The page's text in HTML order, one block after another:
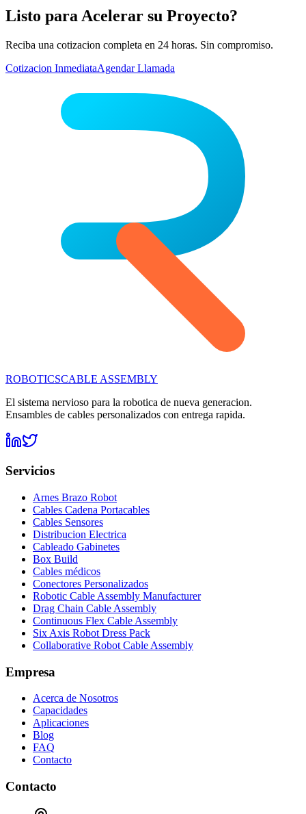
Listo para Acelerar su Proyecto?
Reciba una cotizacion completa en 24 horas. Sin compromiso.
Cotizacion InmediataAgendar Llamada
ROBOTICSCABLE ASSEMBLY
El sistema nervioso para la robotica de nueva generacion.
Ensambles de cables personalizados con entrega rapida.
Servicios
Arnes Brazo Robot
Cables Cadena Portacables
Cables Sensores
Distribucion Electrica
Cableado Gabinetes
Box Build
Cables médicos
Conectores Personalizados
Robotic Cable Assembly Manufacturer
Drag Chain Cable Assembly
Continuous Flex Cable Assembly
Six Axis Robot Dress Pack
Collaborative Robot Cable Assembly
Empresa
Acerca de Nosotros
Capacidades
Aplicaciones
Blog
FAQ
Contacto
Contacto